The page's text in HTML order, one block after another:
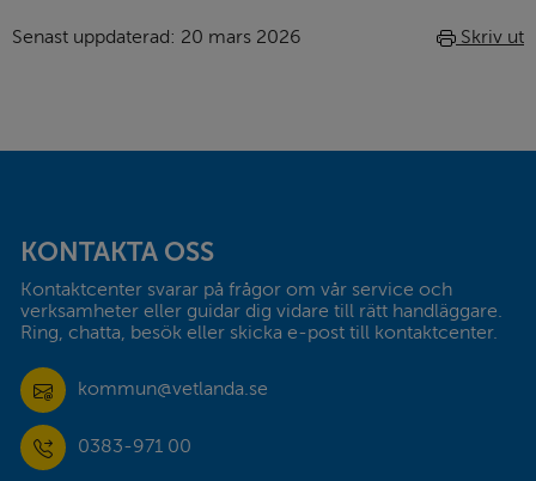
Senast uppdaterad: 20 mars 2026 Skriv ut
KONTAKTA OSS
Kontaktcenter svarar på frågor om vår service och
verksamheter eller guidar dig vidare till rätt handläggare.
Ring, chatta, besök eller skicka e-post till kontaktcenter.
kommun@vetlanda.se
0383-971 00